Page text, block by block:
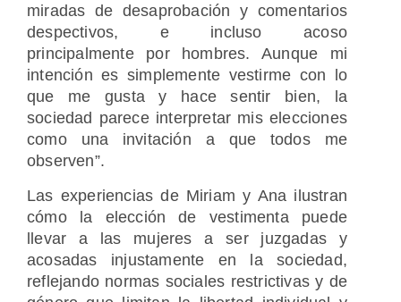
miradas de desaprobación y comentarios
despectivos, e incluso acoso
principalmente por hombres. Aunque mi
intención es simplemente vestirme con lo
que me gusta y hace sentir bien, la
sociedad parece interpretar mis elecciones
como una invitación a que todos me
observen”.
Las experiencias de Miriam y Ana ilustran
cómo la elección de vestimenta puede
llevar a las mujeres a ser juzgadas y
acosadas injustamente en la sociedad,
reflejando normas sociales restrictivas y de